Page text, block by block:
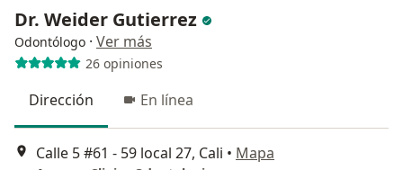
Dr. Weider Gutierrez
Odontólogo · Ver más
26 opiniones
Dirección En línea
Calle 5 #61 - 59 local 27, Cali • Mapa